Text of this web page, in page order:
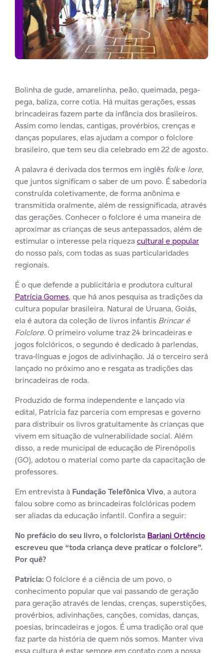
Bolinha de gude, amarelinha, peão, queimada, pega-
pega, baliza, corre cotia. Há muitas gerações, essas
brincadeiras fazem parte da infância dos brasileiros.
Assim como lendas, cantigas, provérbios, crenças e
danças populares, elas ajudam a compor o folclore
brasileiro, que tem seu dia celebrado em 22 de agosto.
A palavra é derivada dos termos em inglês folke lore,
que juntos significam o saber de um povo. É sabedoria
construída coletivamente, de forma anônima e
transmitida oralmente, além de ressignificada, através
das gerações. Conhecer o folclore é uma maneira de
aproximar as crianças de seus antepassados, além de
estimular o interesse pela riqueza cultural e popular
do nosso país, com todas as suas particularidades
regionais.
É o que defende a publicitária e produtora cultural
Patrícia Gomes, que há anos pesquisa as tradições da
cultura popular brasileira. Natural de Uruana, Goiás,
ela é autora da coleção de livros infantis Brincar é
Folclore. O primeiro volume traz 24 brincadeiras e
jogos folclóricos, o segundo é dedicado à parlendas,
trava-línguas e jogos de adivinhação. Já o terceiro será
lançado no próximo ano e resgata as tradições das
brincadeiras de roda.
Produzido de forma independente e lançado via
edital, Patrícia faz parceria com empresas e governo
para distribuir os livros gratuitamente às crianças que
vivem em situação de vulnerabilidade social. Além
disso, a rede municipal de educação de Pirenópolis
(GO), adotou o material como parte da capacitação de
professores.
Em entrevista à Fundação Telefônica Vivo, a autora
falou sobre como as brincadeiras folclóricas podem
ser aliadas da educação infantil. Confira a seguir:
No prefácio do seu livro, o folclorista Bariani Ortêncio
escreveu que “toda criança deve praticar o folclore”.
Por quê?
Patrícia:O folclore é a ciência de um povo, o
conhecimento popular que vai passando de geração
para geração através de lendas, crenças, superstições,
provérbios, adivinhações, canções, comidas, danças,
poesias, brincadeiras e jogos. É uma tradição oral que
faz parte da história de quem nós somos. Manter viva
essa cultura é estar sempre em contato com a nossa